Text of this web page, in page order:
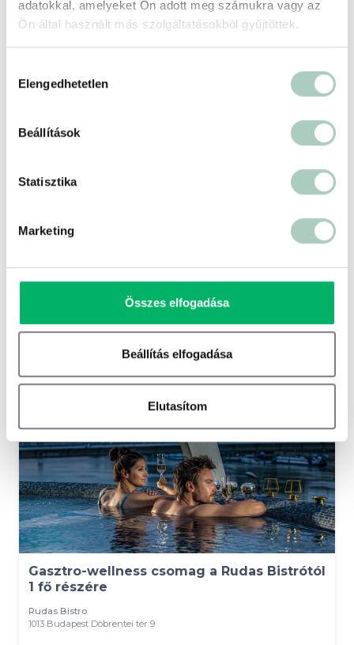
adatokkal, amelyeket Ön adott meg számukra vagy az
Ön által használt más szolgáltatásokból gyűjtöttek.
kiválasztása
Elengedhetetlen
Beállítások
Statisztika
Marketing
Összes elfogadása
Beállítás elfogadása
Elutasítom
© 1987–2026 HERE, IGN, Deutschland
Ez is érdekelhet
Gasztro-wellness csomag a Rudas Bistrótól
1 fő részére
Rudas Bistro
1013 Budapest Döbrentei tér 9